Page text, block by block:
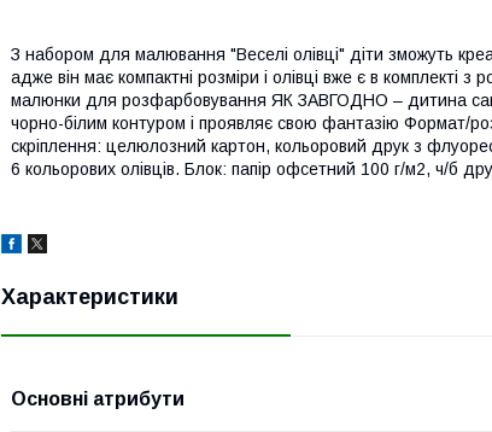
З набором для малювання "Веселі олівці" діти зможуть
адже він має компактні розміри і олівці вже є в
малюнки для розфарбовування ЯК ЗАВГОДНО – дитина
чорно-білим контуром і проявляє свою фантазію Формат/
скріплення: целюлозний картон, кольоровий друк з
6 кольорових олівців. Блок: папір офсетний 100 г/м2, ч/б
Характеристики
Основні атрибути